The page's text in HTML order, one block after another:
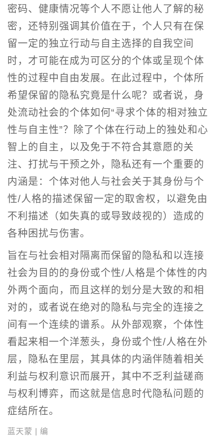
密码、健康情况等个人不愿让他人了解的秘
密，还特别强调其价值在于，个人只有在保
留一定的独立行动与自主选择的自我空间
时，才可能在成为可区分的个体或呈现个体
性的过程中自由发展。在此过程中，个体所
希望保留的隐私究竟是什么呢？或者说，身
处流动社会的个体如何“寻求个体的相对独立
性与自主性”？除了个体在行动上的独处和心
智上的自主，以及免于不符合其意愿的关
注、打扰与干预之外，隐私还有一个重要的
内涵是：个体对他人与社会关于其身份与个
性/人格的描述保留一定的取舍权，以避免由
不利描述（如失真的或导致歧视的）造成的
各种困扰与伤害。
旨在与社会相对隔离而保留的隐私和以连接
社会为目的的身份或个性/人格是个体性的内
外两个面向，而且这样的划分是大致的和相
对的，或者说在绝对的隐私与完全的连接之
间有一个连续的谱系。从外部观察，个体性
看起来相一个洋葱头，身份或个性/人格在外
层，隐私在里层，其具体的内涵伴随着相关
利益与权利意识而展开，其中不乏利益磋商
与权利博弈，而这就是信息时代隐私问题的
症结所在。
蓝天蒙 | 编